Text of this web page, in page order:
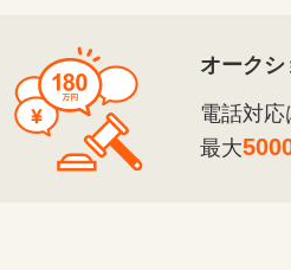
オークシ
電話対応
最大